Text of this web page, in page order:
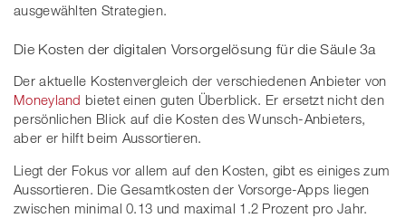
ausgewählten Strategien.
Die Kosten der digitalen Vorsorgelösung für die Säule 3a
Der aktuelle Kostenvergleich der verschiedenen Anbieter von
Moneyland bietet einen guten Überblick. Er ersetzt nicht den
persönlichen Blick auf die Kosten des Wunsch-Anbieters,
aber er hilft beim Aussortieren.
Liegt der Fokus vor allem auf den Kosten, gibt es einiges zum
Aussortieren. Die Gesamtkosten der Vorsorge-Apps liegen
zwischen minimal 0.13 und maximal 1.2 Prozent pro Jahr.